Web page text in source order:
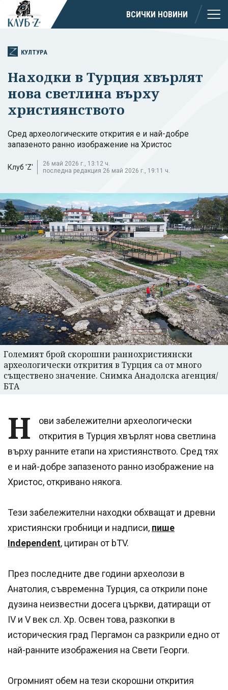
ВСИЧКИ НОВИНИ
КУЛТУРА
Находки в Турция хвърлят
нова светлина върху
християнството
Сред археологическите открития е и най-добре
запазеното ранно изображение на Христос
Клуб 'Z'
26 май 2026 г., 13:12 ч.
последна редакция 26 май 2026 г., 19:11 ч.
Големият брой скорошни раннохристиянски
археологически открития в Турция са от много
съществено значение. Снимка Анадолска агенция/
БТА
Н
ови забележителни археологически
открития в Турция хвърлят нова светлина
върху ранните етапи на християнството. Сред тях
е и най-добре запазеното ранно изображение на
Христос, откривано някога.
Тези забележителни находки обхващат и древни
християнски гробници и надписи, пише
Independent, цитиран от bTV.
През последните две години археолози в
Анатолия, съвременна Турция, са открили поне
дузина неизвестни досега църкви, датиращи от
IV и V век сл. Хр. Освен това, разкопки в
историческия град Пергамон са разкрили едно от
най-ранните изображения на Свети Георги.
Огромният обем на тези скорошни открития